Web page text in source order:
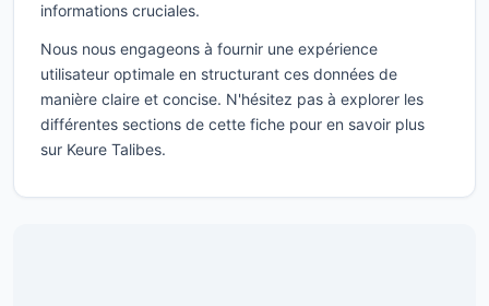
informations cruciales.
Nous nous engageons à fournir une expérience
utilisateur optimale en structurant ces données de
manière claire et concise. N'hésitez pas à explorer les
différentes sections de cette fiche pour en savoir plus
sur Keure Talibes.